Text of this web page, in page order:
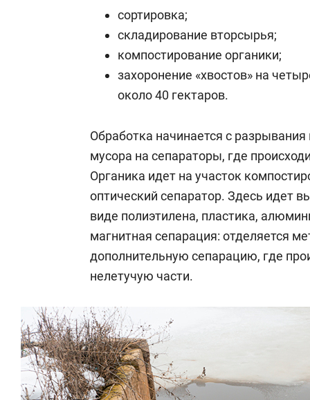
сортировка;
складирование вторсырья;
компостирование органики;
захоронение «хвостов» на
около 40 гектаров.
Обработка начинается с
мусора на сепараторы, где
Органика идет на участок
оптический сепаратор. Здесь идет
виде полиэтилена, пластика,
магнитная сепарация: отделяется
дополнительную сепарацию, где
нелетучую части.